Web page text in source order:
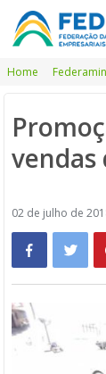
Home
vendas
02 de julho de